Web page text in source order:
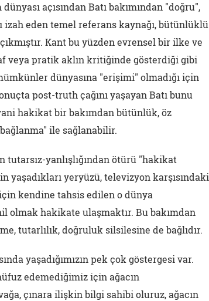
açısından Batı bakımından "doğru",
eden temel referans kaynağı, bütünlüklü
Kant bu yüzden evrensel bir ilke ve
veya pratik aklın kritiğinde gösterdiği gibi
dünyasına "erişimi" olmadığı için
post-truth çağını yaşayan Batı bunu
hakikat bir bakımdan bütünlük, öz
ile sağlanabilir.
tutarsız-yanlışlığından ötürü "hakikat
yaşadıkları yeryüzü, televizyon karşısındaki
kendine tahsis edilen o dünya
olmak hakikate ulaşmaktır. Bu bakımdan
tutarlılık, doğruluk silsilesine de bağlıdır.
yaşadığımızın pek çok göstergesi var.
edemediğimiz için ağacın
çınara ilişkin bilgi sahibi oluruz, ağacın